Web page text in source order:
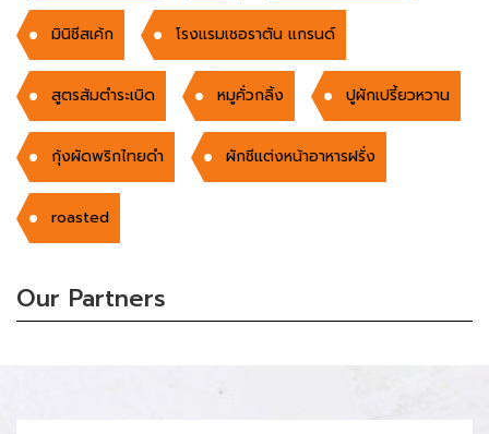
มินิชีสเค้ก โรงแรมเชอราตัน แกรนด์
สูตรส้มตำระเบิด หมูคั่วกลิ้ง ปูผักเปรี้ยวหวาน
กุ้งผัดพริกไทยดำ ผักชีแต่งหน้าอาหารฝรั่ง
roasted
Our Partners